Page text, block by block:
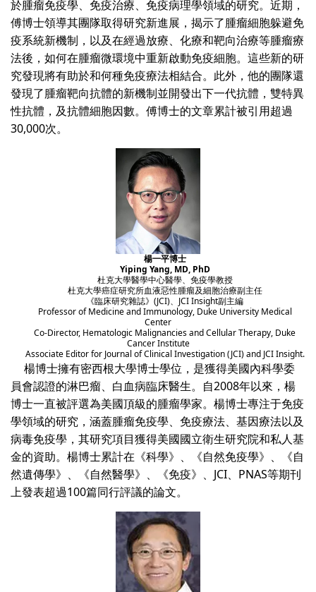
於腫瘤免疫學、免疫治療、免疫病理學領域的研究。近期，
傅博士領導其團隊取得研究新進展，揭示了腫瘤細胞躲避免
疫系統新機制，以及在經過放療、化療和靶向治療等腫瘤療
法後，如何在腫瘤微環境中重新啟動免疫細胞。這些新的研
究發現將有助於和何種免疫療法相結合。此外，他的團隊還
發現了腫瘤靶向抗體的新機制並開發出下一代抗體，雙特異
性抗體，及抗體細胞因數。傅博士的文章累計被引用超過
30,000次。
楊一平博士
Yiping Yang, MD, PhD
杜克大學醫學中心醫學、免疫學教授
杜克大學癌症研究所血液惡性腫瘤及細胞治療副主任
《臨床研究雜誌》(JCI)、JCI Insight副主編
Professor of Medicine and Immunology, Duke University Medical
Center
Co-Director, Hematologic Malignancies and Cellular Therapy, Duke
Cancer Institute
Associate Editor for Journal of Clinical Investigation (JCI) and JCI Insight.
楊博士擁有密西根大學博士學位，是獲得美國內科學委
員會認證的淋巴瘤、白血病臨床醫生。自2008年以來，楊
博士一直被評選為美國頂級的腫瘤學家。楊博士專注于免疫
學領域的研究，涵蓋腫瘤免疫學、免疫療法、基因療法以及
病毒免疫學，其研究項目獲得美國國立衛生研究院和私人基
金的資助。楊博士累計在《科學》、《自然免疫學》、《自
然遺傳學》、《自然醫學》、《免疫》、JCI、PNAS等期刊
上發表超過100篇同行評議的論文。